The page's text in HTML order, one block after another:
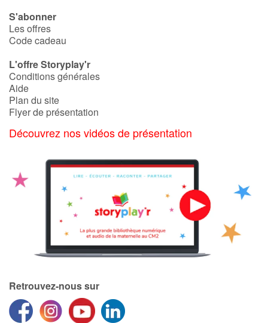
S'abonner
Les offres
Code cadeau
L'offre Storyplay'r
Conditions générales
Aide
Plan du site
Flyer de présentation
Découvrez nos vidéos de présentation
Retrouvez-nous sur